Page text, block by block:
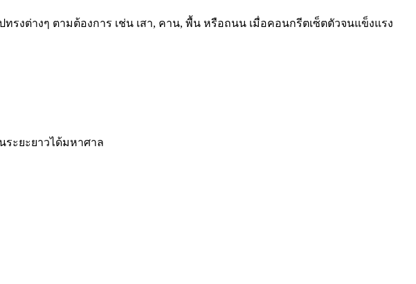
ต่างๆ ตามต้องการ เช่น เสา, คาน, พื้น หรือถนน เมื่อคอนกรีตเซ็ตตัวจนแข็งแรง
ะยะยาวได้มหาศาล